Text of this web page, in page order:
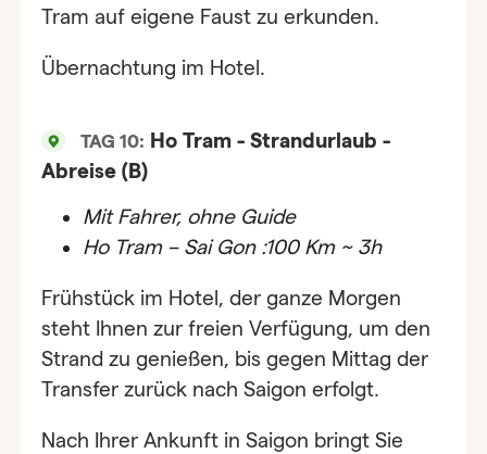
Tram auf eigene Faust zu erkunden.
Übernachtung im Hotel.
TAG 10: Ho Tram - Strandurlaub -
Abreise (B)
Mit Fahrer, ohne Guide
Ho Tram – Sai Gon :100 Km ~ 3h
Frühstück im Hotel, der ganze Morgen
steht Ihnen zur freien Verfügung, um den
Strand zu genießen, bis gegen Mittag der
Transfer zurück nach Saigon erfolgt.
Nach Ihrer Ankunft in Saigon bringt Sie